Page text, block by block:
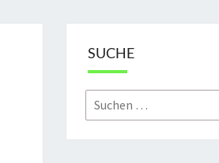
SUCHE
Suchen
nach: